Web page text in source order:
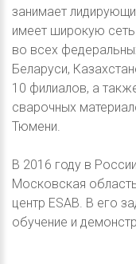
занимает
имеет широкую
во всех
Беларуси,
10 филиалов, а
сварочных
Тюмени.
В 2016 году в
Московская
центр ESAB. В его
обучение и